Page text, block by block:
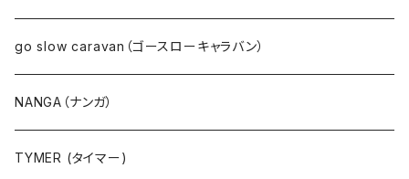
EMU（エミュー）
Ｔシャツ・シャツ（長袖）
Ｔシャツ・シャツ（5・7分袖）
go slow caravan（ゴースローキャラバン）
NANGA（ナンガ）
TYMER (タイマー)